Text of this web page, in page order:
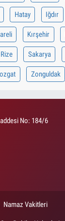
Hatay Iğdır
Kırşehir
Rize Sakarya
Zonguldak
No: 184/6
Namaz Vakitleri